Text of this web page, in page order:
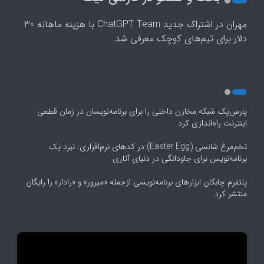
مهران در
اشتراک جدید ChatGPT Team با هزینه ماهانه 30
دلار برای تیم‌های کوچک معرفی شد
پارس‌پک شبکه مخازن داخلی را برای برنامه‌نویسان در زمان قطعی
اینترنت راه‌اندازی کرد
تخم‌مرغ شانسی (Easter Egg) در کدهای نرم‌افزاری: نبرد یک
برنامه‌نویس برای جاودانگی در دنیای آتاری
پلتفرم چابکان ابزارهای برنامه‌نویسی ازجمله «میرور» و «رادار» را رایگان
منتشر کرد